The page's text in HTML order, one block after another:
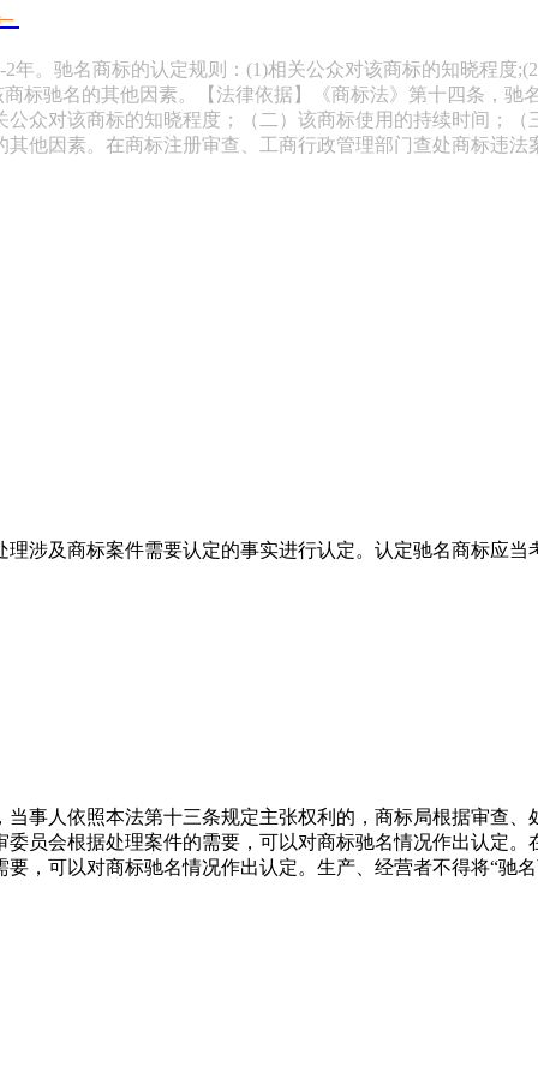
。驰名商标的认定规则：(1)相关公众对该商标的知晓程度
标驰名的其他因素。【法律依据】《商标法》第十四条，
众对该商标的知晓程度；（二）该商标使用的持续时间；
他因素。在商标注册审查、工商行政管理部门查处商标违法
涉及商标案件需要认定的事实进行认定。认定驰名商标应当
事人依照本法第十三条规定主张权利的，商标局根据审查
员会根据处理案件的需要，可以对商标驰名情况作出认定
，可以对商标驰名情况作出认定。生产、经营者不得将“驰